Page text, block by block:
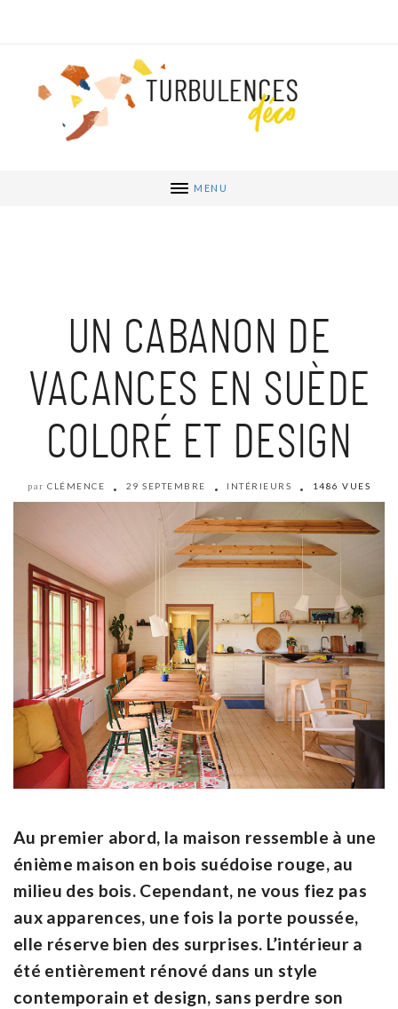
MENU
UN CABANON DE
VACANCES EN SUÈDE
COLORÉ ET DESIGN
par CLÉMENCE 29 SEPTEMBRE INTÉRIEURS 1486 VUES
Au premier abord, la maison ressemble à une
énième maison en bois suédoise rouge, au
milieu des bois. Cependant, ne vous fiez pas
aux apparences, une fois la porte poussée,
elle réserve bien des surprises. L’intérieur a
été entièrement rénové dans un style
contemporain et design, sans perdre son